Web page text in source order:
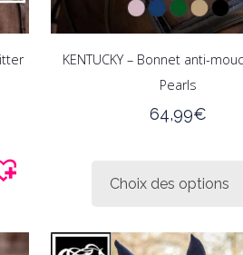
KENTUCKY – Bonnet anti-
Pearls
64,99€
Choix des options